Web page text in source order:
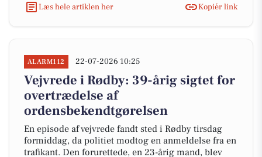
Læs hele artiklen her
Kopiér link
ALARM112 22-07-2026 10:25
Vejvrede i Rødby: 39-årig sigtet for
overtrædelse af
ordensbekendtgørelsen
En episode af vejvrede fandt sted i Rødby tirsdag
formiddag, da politiet modtog en anmeldelse fra en
trafikant. Den forurettede, en 23-årig mand, blev